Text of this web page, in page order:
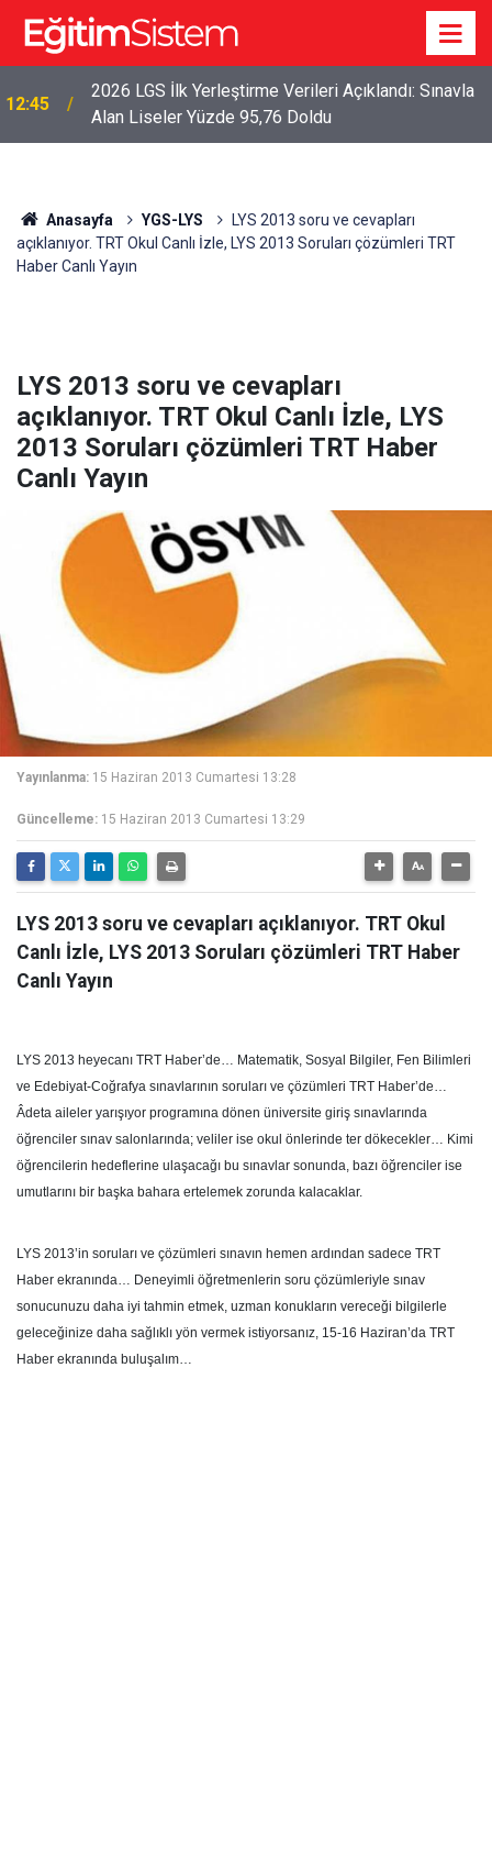
12:45
2026 LGS İlk Yerleştirme Verileri Açıklandı: Sınavla
Alan Liseler Yüzde 95,76 Doldu
Anasayfa YGS-LYS
LYS 2013 soru ve cevapları
açıklanıyor. TRT Okul Canlı İzle, LYS 2013 Soruları çözümleri TRT
Haber Canlı Yayın
LYS 2013 soru ve cevapları
açıklanıyor. TRT Okul Canlı İzle, LYS
2013 Soruları çözümleri TRT Haber
Canlı Yayın
Yayınlanma: 15 Haziran 2013 Cumartesi 13:28
Güncelleme: 15 Haziran 2013 Cumartesi 13:29
LYS 2013 soru ve cevapları açıklanıyor. TRT Okul
Canlı İzle, LYS 2013 Soruları çözümleri TRT Haber
Canlı Yayın
LYS 2013 heyecanı TRT Haber’de… Matematik, Sosyal Bilgiler, Fen Bilimleri
ve Edebiyat-Coğrafya sınavlarının soruları ve çözümleri TRT Haber’de…
Âdeta aileler yarışıyor programına dönen üniversite giriş sınavlarında
öğrenciler sınav salonlarında; veliler ise okul önlerinde ter dökecekler… Kimi
öğrencilerin hedeflerine ulaşacağı bu sınavlar sonunda, bazı öğrenciler ise
umutlarını bir başka bahara ertelemek zorunda kalacaklar.
LYS 2013’in soruları ve çözümleri sınavın hemen ardından sadece TRT
Haber ekranında… Deneyimli öğretmenlerin soru çözümleriyle sınav
sonucunuzu daha iyi tahmin etmek, uzman konukların vereceği bilgilerle
geleceğinize daha sağlıklı yön vermek istiyorsanız, 15-16 Haziran’da TRT
Haber ekranında buluşalım…